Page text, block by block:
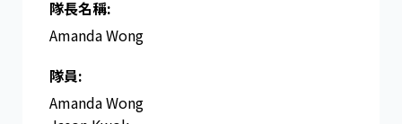
隊長名稱​:
Amanda Wong
隊員:
Amanda Wong